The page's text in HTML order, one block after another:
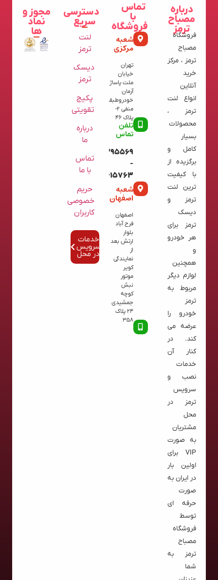
درباره
مصباح
ترمز
فروشگاه
مصباح
ترمز ، مرکز
خرید
آنلاین
انواع لنت
ترمز ،
محصولات
بسیار
کامل و
برگزیده از
با کیفیت
ترین لنت
ترمز و
دیسک
ترمز برای
هر خودرو
و
همچنین
لوازم دیگر
مربوط به
ترمز
خودرو را
عرضه می
کند. در
کنار آن
خدمات
نصب و
سرویس
ترمز در
محل
مشتریان
به صورت
VIP برای
اولین بار
در ایران به
صورت
حرفه ای
توسط
فروشگاه
مصباح
ترمز به
شما
تماس
با
فروشگاه
شعبه
مرکزی
تهران
خیابان
ملت پاساژ
آرمان
خودروطبقه
منفی 2-
پلاک 46
تلفن
تماس
09120395569
-
02136615763
شعبه
اصفهان
اصفهان
فرح آباد
بلوار
ارتش بعد
از
نمایندگی
کویر
موتور
نبش
کوچه
جمشیدی
24 پلاک
358
دسترسی
سریع
لنت
ترمز
دیسک
ترمز
پکیج
تقویتی
درباره
ما
تماس
با ما
حریم
خصوصی
کاربران
خدمات
سرویس
در محل
مجوز و
نماد
ها